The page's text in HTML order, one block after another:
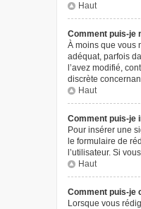
Haut
Comment puis-je
À moins que vous
adéquat, parfois
l’avez modifié,
discrète
Haut
Comment puis-je
Pour insérer une
le formulaire de
l’utilisateur. Si
Haut
Comment puis-je
Lorsque vous